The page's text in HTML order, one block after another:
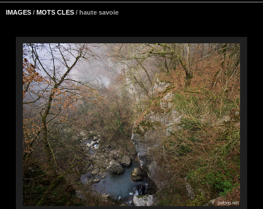
IMAGES / MOTS CLES / haute savoie